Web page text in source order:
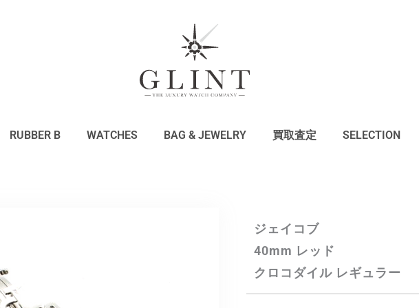
RUBBER B WATCHES BAG & JEWELRY 買取査定 SELECTION
ジェイコブ
40mm レッド
クロコダイル レギュラー